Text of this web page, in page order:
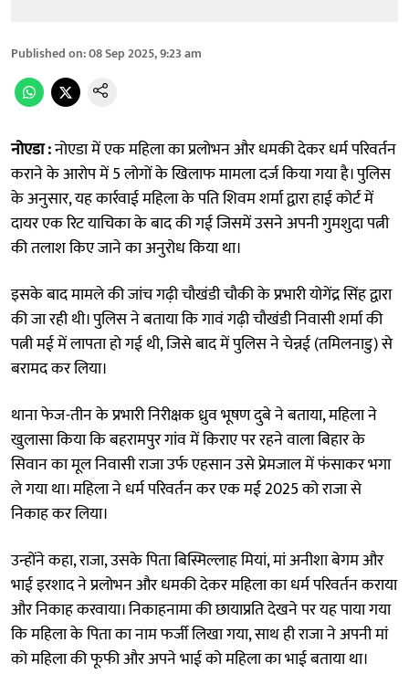
Published on:08 Sep 2025, 9:23 am
नोएडा :नोएडा में एक महिला का प्रलोभन और धमकी देकर धर्म परिवर्तन
कराने के आरोप में 5 लोगों के खिलाफ मामला दर्ज किया गया है। पुलिस
के अनुसार, यह कार्रवाई महिला के पति शिवम शर्मा द्वारा हाई कोर्ट में
दायर एक रिट याचिका के बाद की गई जिसमें उसने अपनी गुमशुदा पत्नी
की तलाश किए जाने का अनुरोध किया था।
इसके बाद मामले की जांच गढ़ी चौखंडी चौकी के प्रभारी योगेंद्र सिंह द्वारा
की जा रही थी। पुलिस ने बताया कि गावं गढ़ी चौखंडी निवासी शर्मा की
पत्नी मई में लापता हो गई थी, जिसे बाद में पुलिस ने चेन्नई (तमिलनाडु) से
बरामद कर लिया।
थाना फेज-तीन के प्रभारी निरीक्षक ध्रुव भूषण दुबे ने बताया, महिला ने
खुलासा किया कि बहरामपुर गांव में किराए पर रहने वाला बिहार के
सिवान का मूल निवासी राजा उर्फ एहसान उसे प्रेमजाल में फंसाकर भगा
ले गया था। महिला ने धर्म परिवर्तन कर एक मई 2025 को राजा से
निकाह कर लिया।
उन्होंने कहा, राजा, उसके पिता बिस्मिल्लाह मियां, मां अनीशा बेगम और
भाई इरशाद ने प्रलोभन और धमकी देकर महिला का धर्म परिवर्तन कराया
और निकाह करवाया। निकाहनामा की छायाप्रति देखने पर यह पाया गया
कि महिला के पिता का नाम फर्जी लिखा गया, साथ ही राजा ने अपनी मां
को महिला की फूफी और अपने भाई को महिला का भाई बताया था।